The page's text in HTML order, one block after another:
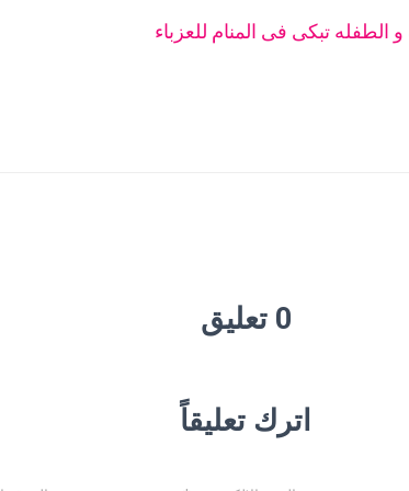
تبكى فى المنام للعزباء
0 تعليق
اترك تعليقاً